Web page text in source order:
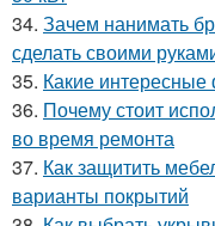
34. Зачем нанимать
сделать своими
35. Какие
36. Почему стоит
во время ремонта
37. Как защитить
варианты покрытий